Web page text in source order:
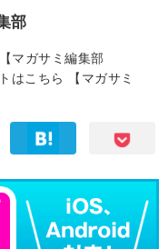
部
【マガサミ編集部
はこちら
【マガサミ